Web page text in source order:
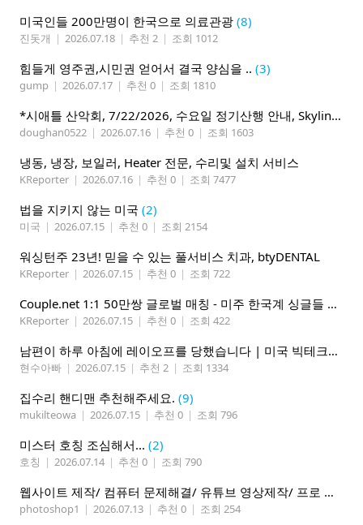
미국인들 200만명이 한국으로 의료관광 (8)
진돗개 | 2026.07.18 | 추천 2 | 조회 1012
힘들게 영주권,시민권 얻어서 결국 양심을 .. (3)
gump | 2026.07.17 | 추천 0 | 조회 1810
*시애틀 산악회, 7/22/2026, 수요일 정기산행 안내, Skyline Trail Loop(Mt. Rainier)*
doughan0522 | 2026.07.16 | 추천 0 | 조회 1603
냉동, 냉장, 보일러, Heater 전문, 수리및 설치 서비스
KReporter | 2026.07.16 | 추천 0 | 조회 7477
법을 지키지 않는 미국 (2)
미국 | 2026.07.15 | 추천 0 | 조회 2154
워싱턴주 23년! 믿을 수 있는 풀서비스 치과, btyDENTAL
KReporter | 2026.07.15 | 추천 0 | 조회 722
Couple.net 1:1 50만쌍 글로벌 매칭 - 미주 한국계 싱글들 모이세요
KReporter | 2026.07.15 | 추천 0 | 조회 422
남편이 하루 아침에 레이오프를 당했습니다 | 미국 빅테크의 현실
현수아빠 | 2026.07.15 | 추천 2 | 조회 1334
집수리 핸디맨 추천해주세요. (9)
mukilteowa | 2026.07.15 | 추천 0 | 조회 796
미스터 호칭 조심해서... (2)
호칭 | 2026.07.14 | 추천 0 | 조회 790
웹사이트 제작/ 컴퓨터 문제해결/ 유튜브 영상제작/ 프로 사진촬영
photoshop1 | 2026.07.13 | 추천 0 | 조회 254